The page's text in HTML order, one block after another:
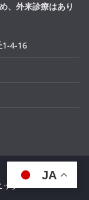
外来診療はあり
4-16
ク
JA